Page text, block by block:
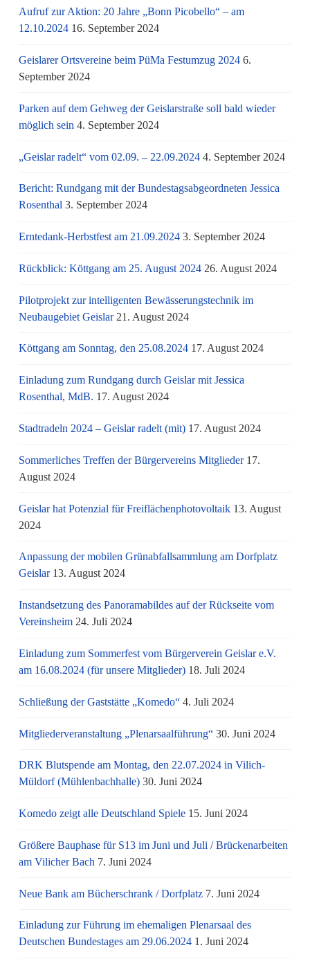
Aufruf zur Aktion: 20 Jahre „Bonn Picobello“ – am
12.10.2024 16. September 2024
Geislarer Ortsvereine beim PüMa Festumzug 2024 6.
September 2024
Parken auf dem Gehweg der Geislarstraße soll bald wieder
möglich sein 4. September 2024
„Geislar radelt“ vom 02.09. – 22.09.2024 4. September 2024
Bericht: Rundgang mit der Bundestagsabgeordneten Jessica
Rosenthal 3. September 2024
Erntedank-Herbstfest am 21.09.2024 3. September 2024
Rückblick: Köttgang am 25. August 2024 26. August 2024
Pilotprojekt zur intelligenten Bewässerungstechnik im
Neubaugebiet Geislar 21. August 2024
Köttgang am Sonntag, den 25.08.2024 17. August 2024
Einladung zum Rundgang durch Geislar mit Jessica
Rosenthal, MdB. 17. August 2024
Stadtradeln 2024 – Geislar radelt (mit) 17. August 2024
Sommerliches Treffen der Bürgervereins Mitglieder 17.
August 2024
Geislar hat Potenzial für Freiflächenphotovoltaik 13. August
2024
Anpassung der mobilen Grünabfallsammlung am Dorfplatz
Geislar 13. August 2024
Instandsetzung des Panoramabildes auf der Rückseite vom
Vereinsheim 24. Juli 2024
Einladung zum Sommerfest vom Bürgerverein Geislar e.V.
am 16.08.2024 (für unsere Mitglieder) 18. Juli 2024
Schließung der Gaststätte „Komedo“ 4. Juli 2024
Mitgliederveranstaltung „Plenarsaalführung“ 30. Juni 2024
DRK Blutspende am Montag, den 22.07.2024 in Vilich-
Müldorf (Mühlenbachhalle) 30. Juni 2024
Komedo zeigt alle Deutschland Spiele 15. Juni 2024
Größere Bauphase für S13 im Juni und Juli / Brü­cken­ar­bei­ten
am Vi­li­cher Bach 7. Juni 2024
Neue Bank am Bücherschrank / Dorfplatz 7. Juni 2024
Einladung zur Führung im ehemaligen Plenarsaal des
Deutschen Bundestages am 29.06.2024 1. Juni 2024